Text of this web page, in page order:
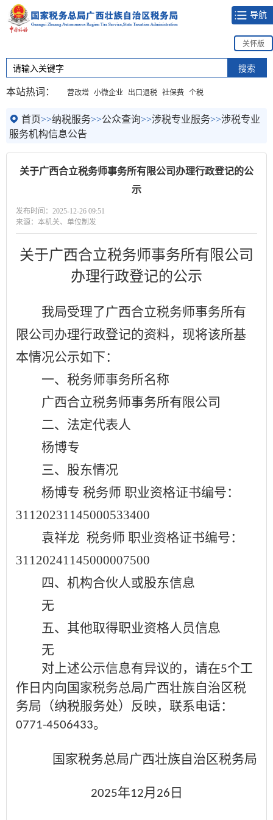
导航
关怀版
本站热词： 营改增 小微企业 出口退税 社保费 个税
首页>>纳税服务>>公众查询>>涉税专业服务>>涉税专业
服务机构信息公告
关于广西合立税务师事务所有限公司办理行政登记的公
示
发布时间：2025-12-26 09:51
来源：本机关、单位制发
关于广西合立税务师事务所有限公司
办理行政登记的公示
我局受理了广西合立税务师事务所有
限公司办理行政登记的资料，现将该所基
本情况公示如下：
一、税务师事务所名称
广西合立税务师事务所有限公司
二、法定代表人
杨博专
三、股东情况
杨博专 税务师 职业资格证书编号：
31120231145000533400
袁祥龙 税务师 职业资格证书编号：
31120241145000007500
四、机构合伙人或股东信息
无
五、其他取得职业资格人员信息
无
对上述公示信息有异议的，请在5个工
作日内向国家税务总局广西壮族自治区税
务局（纳税服务处）反映，联系电话：
0771-4506433。
国家税务总局广西壮族自治区税务局
2025年12月 26 日